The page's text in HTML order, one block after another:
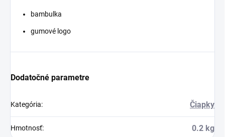
bambulka
gumové logo
Dodatočné parametre
Kategória: Čiapky
Hmotnosť: 0.2 kg